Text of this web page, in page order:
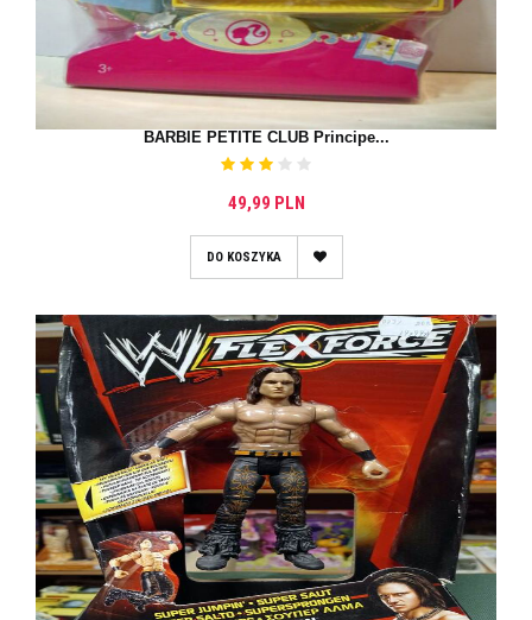
BARBIE PETITE CLUB Principe...
49,99 PLN
DO KOSZYKA